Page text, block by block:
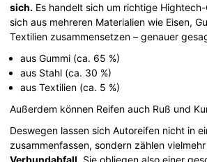
sich. Es handelt sich um richtige
sich aus mehreren Materialien wie Eisen,
Textilien zusammensetzen – genauer
aus Gummi (ca. 65 %)
aus Stahl (ca. 30 %)
aus Textilien (ca. 5 %)
Außerdem können Reifen auch Ruß und
Deswegen lassen sich Autoreifen nicht in
zusammenfassen, sondern zählen
Verbundabfall. Sie obliegen also einer